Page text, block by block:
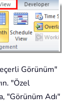
Görünüm"
"Özel
"Görünüm Adı"